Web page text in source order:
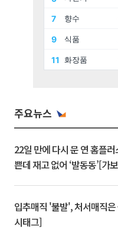
주요뉴스
22일 만에 다시 문 연 홈플
쁜데 재고 없어 ‘발동동’[가
입추매직 '불발', 처서매직은
시태그]